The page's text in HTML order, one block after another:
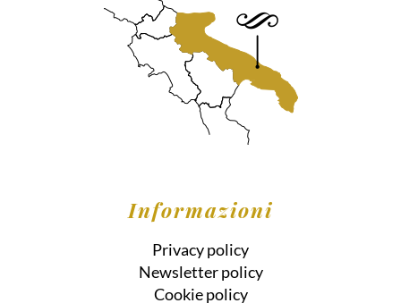
Informazioni
Privacy policy
Newsletter policy
Cookie policy